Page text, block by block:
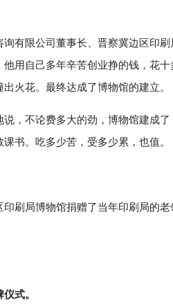
限公司董事长、晋察冀边区印刷
用自己多年辛苦创业挣的钱，花
火花。最终达成了博物馆的建立。
不论费多大的劲，博物馆建成了
书。吃多少苦，受多少累，也值。
局博物馆捐赠了当年印刷局的老
式。